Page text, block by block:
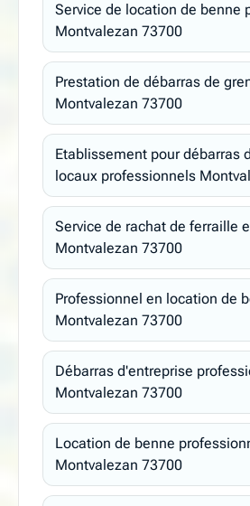
Service de location de benne
Montvalezan 73700
Prestation de débarras de
Montvalezan 73700
Etablissement pour débarras
locaux professionnels
Service de rachat de ferraille
Montvalezan 73700
Professionnel en location de
Montvalezan 73700
Débarras d'entreprise
Montvalezan 73700
Location de benne
Montvalezan 73700